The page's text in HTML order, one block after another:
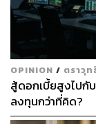
OPINION / ตราวุ
สู้ดอกเบี้ยสูงไปกั
ลงทุนกว่าที่คิด?